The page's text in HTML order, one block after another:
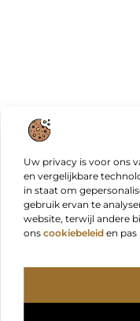
Uw privacy is voor ons
en vergelijkbare
in staat om
gebruik ervan te
website, terwijl andere
ons cookiebeleid en